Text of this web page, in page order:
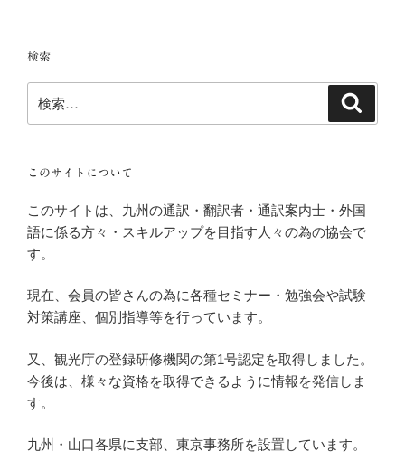
検索
索:
このサイトについて
このサイトは、九州の通訳・翻訳者・通訳案内士・外国
語に係る方々・スキルアップを目指す人々の為の協会で
す。
現在、会員の皆さんの為に各種セミナー・勉強会や試験
対策講座、個別指導等を行っています。
又、観光庁の登録研修機関の第1号認定を取得しました。
今後は、様々な資格を取得できるように情報を発信しま
す。
九州・山口各県に支部、東京事務所を設置しています。